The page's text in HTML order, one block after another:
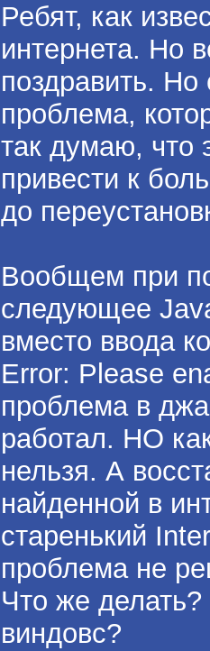
Ребят, как
интернета. Но
поздравить.
проблема,
так думаю, что
привести к
до
Вообщем при
следующее
вместо ввода
Error: Please
проблема в
работал. НО
нельзя. А
найденной в
старенький
проблема не
Что же
виндовс?